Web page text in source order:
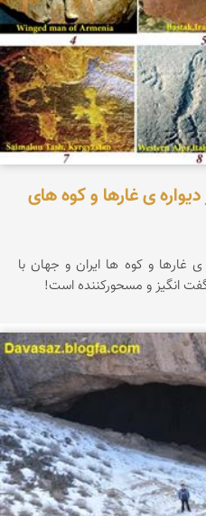
نقوش انسان های بالدار بر دیواره ی غارها و کوه های
های بالدار بر دیواره ی غارها و کوه ها ایران و جهان با